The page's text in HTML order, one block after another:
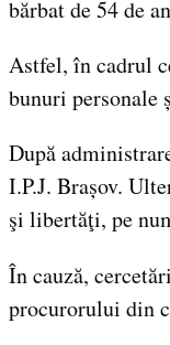
bărbat de 54 de
Astfel, în cadrul
bunuri personale
După
I.P.J. Brașov.
şi libertăţi, pe
În cauză,
procurorului din